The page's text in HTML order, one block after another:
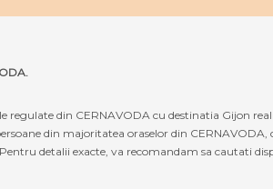
din CERNAVODA cu destinatia Gijon
din majoritatea oraselor din
detalii exacte, va recomandam sa cautati